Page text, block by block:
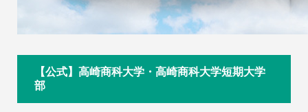
【公式】高崎商科大学・高崎商科大学短期大学
部